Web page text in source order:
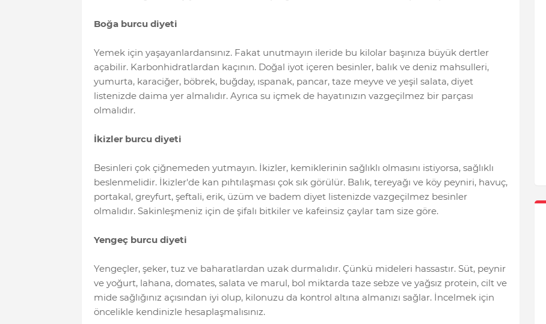
Boğa burcu diyeti
Yemek için yaşayanlardansınız. Fakat unutmayın ileride bu kilolar başınıza büyük dertler
açabilir. Karbonhidratlardan kaçının. Doğal iyot içeren besinler, balık ve deniz mahsulleri,
yumurta, karaciğer, böbrek, buğday, ıspanak, pancar, taze meyve ve yeşil salata, diyet
listenizde daima yer almalıdır. Ayrıca su içmek de hayatınızın vazgeçilmez bir parçası
olmalıdır.
İkizler burcu diyeti
Besinleri çok çiğnemeden yutmayın. İkizler, kemiklerinin sağlıklı olmasını istiyorsa, sağlıklı
beslenmelidir. İkizler'de kan pıhtılaşması çok sık görülür. Balık, tereyağı ve köy peyniri, havuç,
portakal, greyfurt, şeftali, erik, üzüm ve badem diyet listenizde vazgeçilmez besinler
olmalıdır. Sakinleşmeniz için de şifalı bitkiler ve kafeinsiz çaylar tam size göre.
Yengeç burcu diyeti
Yengeçler, şeker, tuz ve baharatlardan uzak durmalıdır. Çünkü mideleri hassastır. Süt, peynir
ve yoğurt, lahana, domates, salata ve marul, bol miktarda taze sebze ve yağsız protein, cilt ve
mide sağlığınız açısından iyi olup, kilonuzu da kontrol altına almanızı sağlar. İncelmek için
öncelikle kendinizle hesaplaşmalısınız.